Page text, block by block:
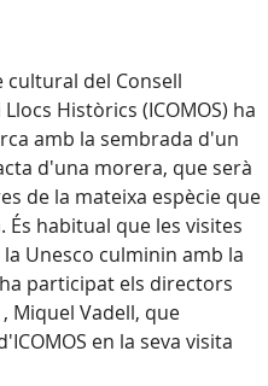
del Consell
Històrics (ICOMOS) ha
amb la sembrada d'un
d'una morera, que serà
de la mateixa espècie que
És habitual que les visites
Unesco culminin amb la
participat els directors
Miquel Vadell, que
en la seva visita